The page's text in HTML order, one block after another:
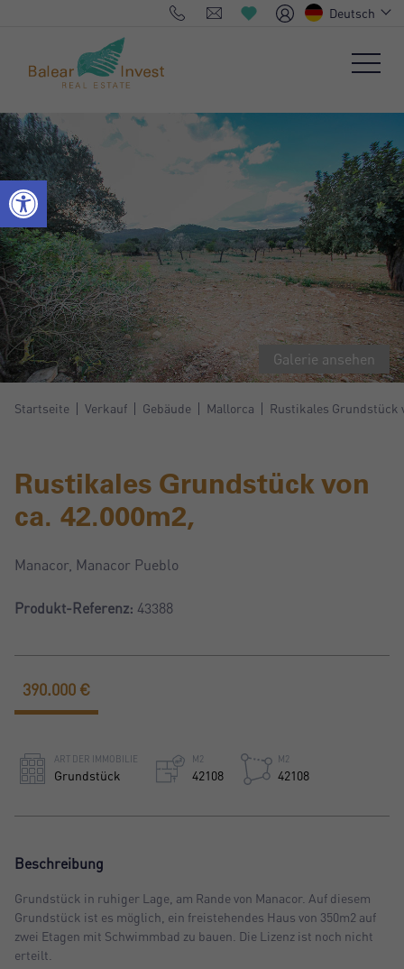
Deutsch
Galerie ansehen
Startseite Verkauf Gebäude Mallorca Rustikales Grundstück
Rustikales Grundstück von
ca. 42.000m2,
Manacor, Manacor Pueblo
Produkt-Referenz: 43388
ART DER IMMOBILIE
Grundstück
M2
42108
M2
42108
390.000 €
Beschreibung
Grundstück in ruhiger Lage, am Rande von Manacor. Auf diesem
Grundstück ist es möglich, ein freistehendes Haus von 350m2 auf
zwei Etagen mit Schwimmbad zu bauen. Die Lizenz ist noch nicht
erteilt.